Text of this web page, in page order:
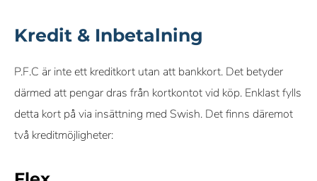
Kredit & Inbetalning
P.F.C är inte ett kreditkort utan att bankkort. Det betyder
därmed att pengar dras från kortkontot vid köp. Enklast fylls
detta kort på via insättning med Swish. Det finns däremot
två kreditmöjligheter: